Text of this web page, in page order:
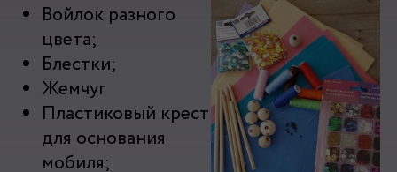
Войлок разного
цвета;
Блестки;
Жемчуг
Пластиковый крест
для основания
мобиля;